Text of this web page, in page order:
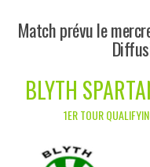
Match prévu le
BLYTH
1ER TOUR